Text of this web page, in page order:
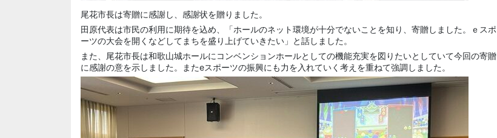
尾花市長は寄贈に感謝し、感謝状を贈りました。
田原代表は市民の利用に期待を込め、「ホールのネット環境が十分でないことを知り、寄贈しました。ｅスポ
ーツの大会を開くなどしてまちを盛り上げていきたい」と話しました。
また、尾花市長は和歌山城ホールにコンベンションホールとしての機能充実を図りたいとしていて今回の寄贈
に感謝の意を示しました。またeスポーツの振興にも力を入れていく考えを重ねて強調しました。